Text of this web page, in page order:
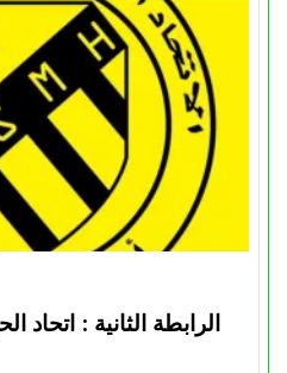
الرابطة الثانية :